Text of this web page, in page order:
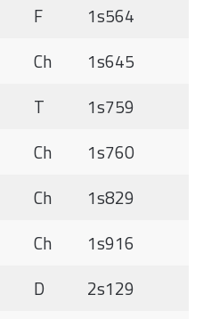
F
1s564
Ch
1s645
T
1s759
Ch
1s760
Ch
1s829
Ch
1s916
D
2s129